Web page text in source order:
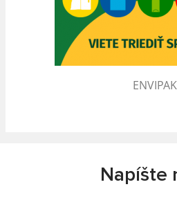
ENVIPAK
Napíšte